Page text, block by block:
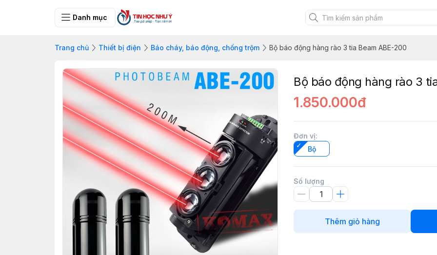
Danh mục
Trang chủ Thiết bị điện Báo cháy, báo động, chống trộm Bộ báo động hàng rào 3 tia Beam ABE-200
Bộ báo động hàng rào 3
1.850.000đ
Đơn vị:
Bộ
Số lượng
Thêm giỏ hàng